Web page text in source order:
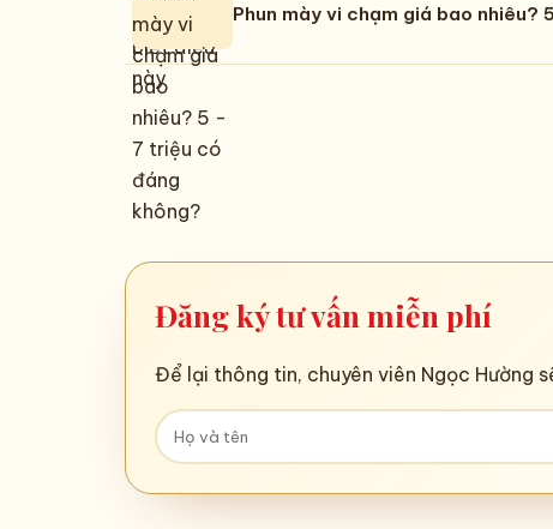
Phun mày vi chạm giá bao
Đăng ký tư vấn miễn phí
Để lại thông tin, chuyên viên Ngọc Hường